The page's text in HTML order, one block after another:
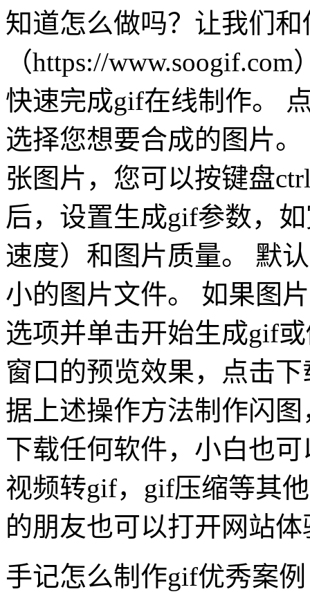
知道怎么做吗？让我们
（https://
快速完成gif在线制作。
选择您想要合成的图片
张图片，您可以按键盘
后，设置生成gif参数，
速度）和图片质量。 默
小的图片文件。 如果图
选项并单击开始生成gif
窗口的预览效果，点击
据上述操作方法制作闪
下载任何软件，小白也
视频转gif，gif压缩等其
的朋友也可以打开网站体
手记怎么制作gif优秀案例